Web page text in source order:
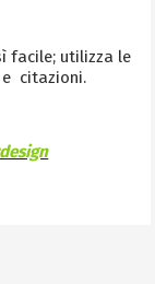
facile; utilizza le
citazioni.